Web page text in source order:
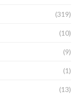
(319)
(10)
(9)
(1)
(13)